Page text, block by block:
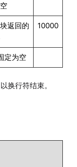
返回的
10000
定为空
换行符结束。